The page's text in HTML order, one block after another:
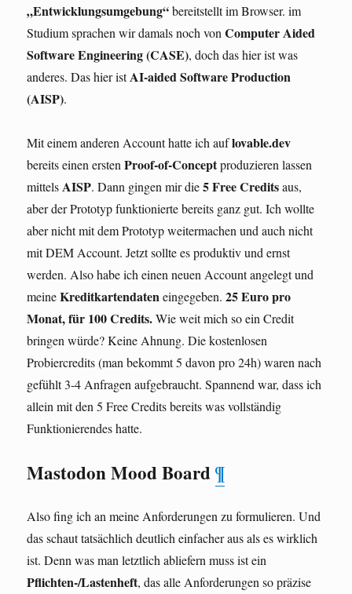
„Entwicklungsumgebung“bereitstellt im Browser. im
Studium sprachen wir damals noch vonComputer Aided
Software Engineering (CASE), doch das hier ist was
anderes. Das hier istAI-aided Software Production
(AISP).
Mit einem anderen Account hatte ich auflovable.dev
bereits einen erstenProof-of-Conceptproduzieren lassen
mittels AISP. Dann gingen mir die5 Free Creditsaus,
aber der Prototyp funktionierte bereits ganz gut. Ich wollte
aber nicht mit dem Prototyp weitermachen und auch nicht
mit DEM Account. Jetzt sollte es produktiv und ernst
werden. Also habe ich einen neuen Account angelegt und
meineKreditkartendateneingegeben.25 Euro pro
Monat, für 100 Credits.Wie weit mich so ein Credit
bringen würde? Keine Ahnung. Die kostenlosen
Probiercredits (man bekommt 5 davon pro 24h) waren nach
gefühlt 3-4 Anfragen aufgebraucht. Spannend war, dass ich
allein mit den 5 Free Credits bereits was vollständig
Funktionierendes hatte.
Mastodon Mood Board¶
Also fing ich an meine Anforderungen zu formulieren. Und
das schaut tatsächlich deutlich einfacher aus als es wirklich
ist. Denn was man letztlich abliefern muss ist ein
Pflichten-/Lastenheft, das alle Anforderungen so präzise